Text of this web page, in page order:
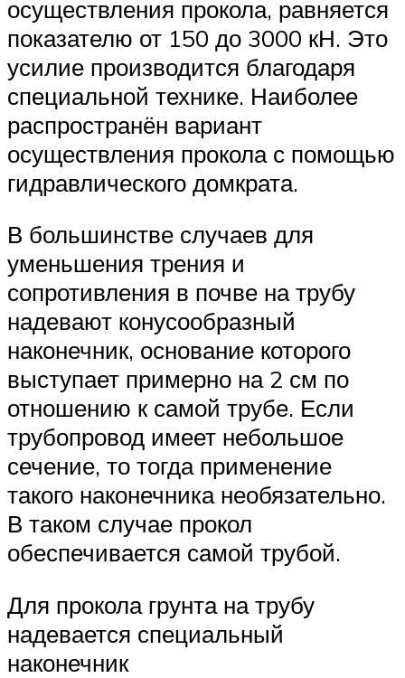
осуществления прокола, равняется
показателю от 150 до 3000 кН. Это
усилие производится благодаря
специальной технике. Наиболее
распространён вариант
осуществления прокола с помощью
гидравлического домкрата.
В большинстве случаев для
уменьшения трения и
сопротивления в почве на трубу
надевают конусообразный
наконечник, основание которого
выступает примерно на 2 см по
отношению к самой трубе. Если
трубопровод имеет небольшое
сечение, то тогда применение
такого наконечника необязательно.
В таком случае прокол
обеспечивается самой трубой.
Для прокола грунта на трубу
надевается специальный
наконечник